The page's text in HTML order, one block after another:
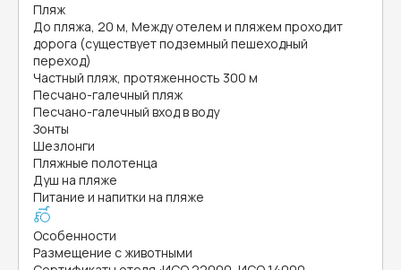
Пляж
До пляжа, 20 м, Между отелем и пляжем проходит
дорога (существует подземный пешеходный
переход)
Частный пляж, протяженность 300 м
Песчано-галечный пляж
Песчано-галечный вход в воду
Зонты
Шезлонги
Пляжные полотенца
Душ на пляже
Питание и напитки на пляже
Особенности
Размещение с животными